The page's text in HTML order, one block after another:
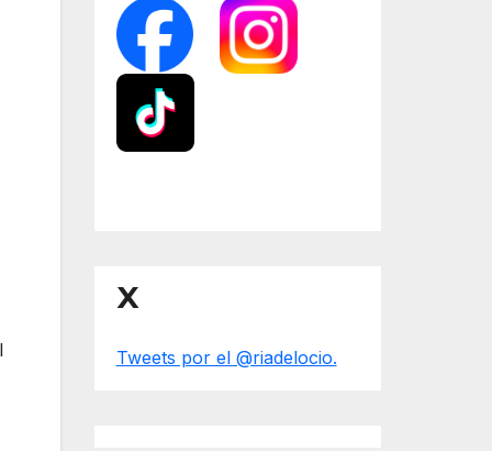
X
Tweets por el @riadelocio.